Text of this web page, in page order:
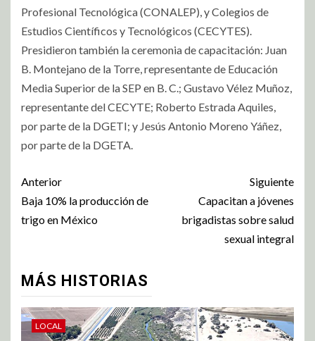
Profesional Tecnológica (CONALEP), y Colegios de
Estudios Científicos y Tecnológicos (CECYTES).
Presidieron también la ceremonia de capacitación: Juan
B. Montejano de la Torre, representante de Educación
Media Superior de la SEP en B. C.; Gustavo Vélez Muñoz,
representante del CECYTE; Roberto Estrada Aquiles,
por parte de la DGETI; y Jesús Antonio Moreno Yáñez,
por parte de la DGETA.
Anterior
Baja 10% la producción de
trigo en México
Siguiente
Capacitan a jóvenes
brigadistas sobre salud
sexual integral
MÁS HISTORIAS
LOCAL